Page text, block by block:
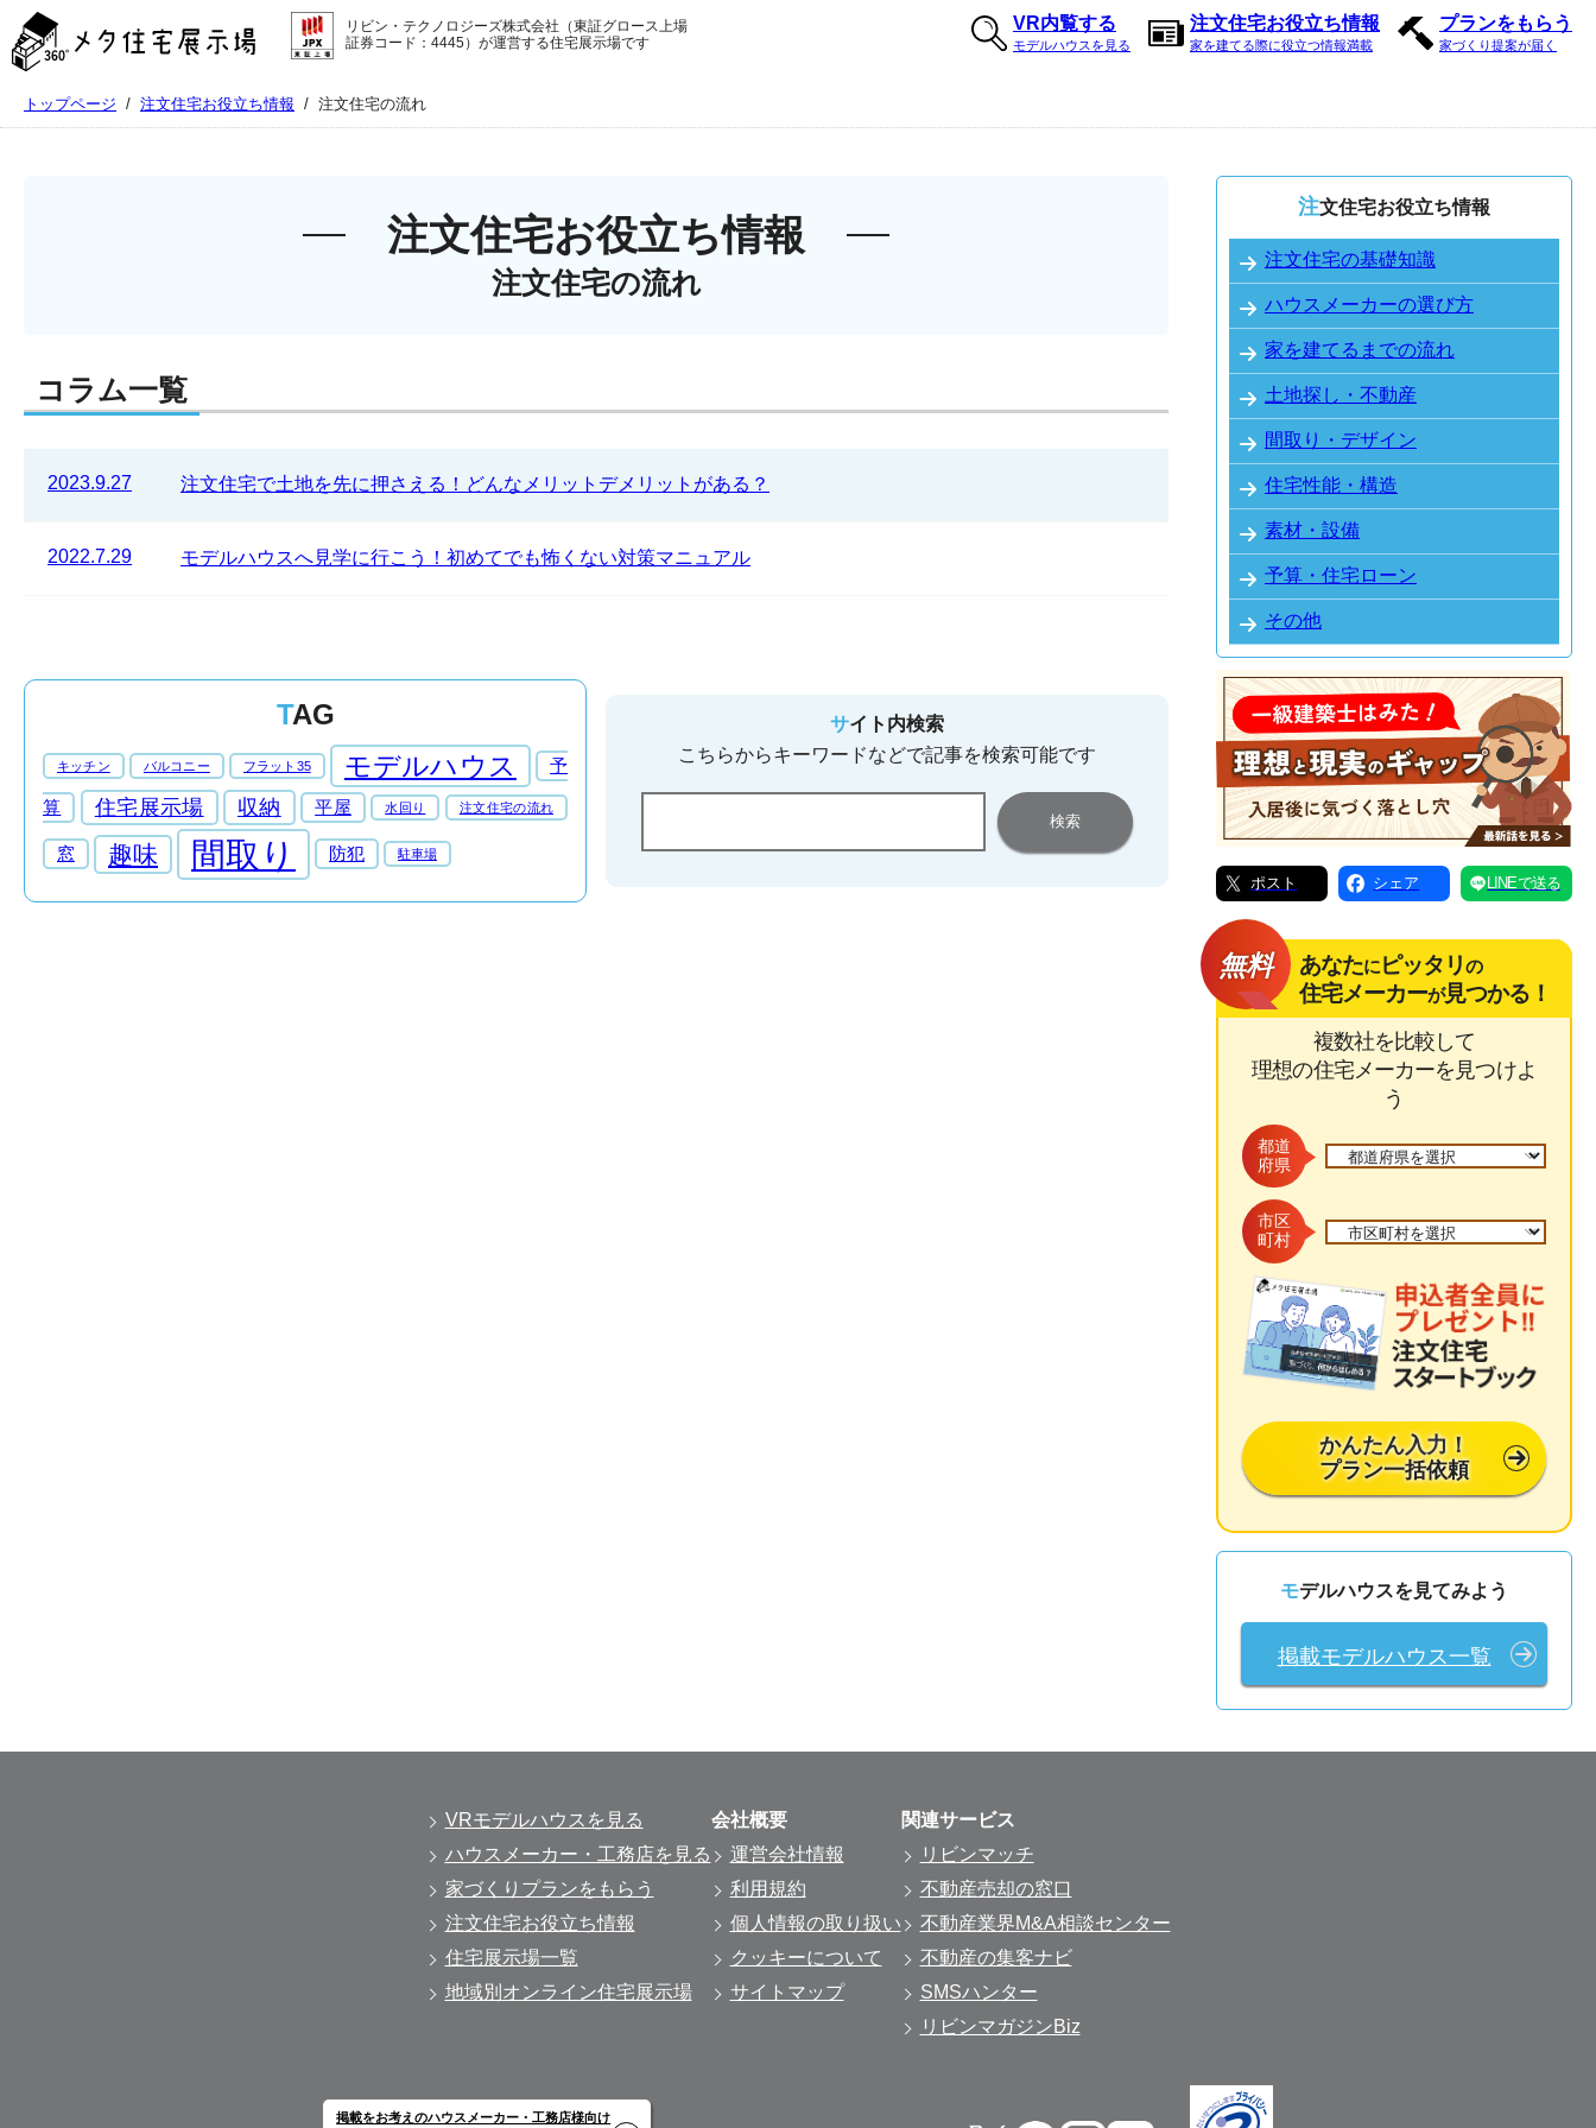
タ
住
示
リビン・テクノロジーズ株式会社（東証グロース上場
証券コード：4445）が運営する住宅展示場です
VR内覧する
モデルハウスを見る
注文住宅お役立ち情報
家を建てる際に役立つ情報満載
プランをもらう
家づくり提案が届く
トップページ / 注文住宅お役立ち情報 / 注文住宅の流れ
注文住宅お役立ち情報
注文住宅の流れ
コラム一覧
2023.9.27 注文住宅で土地を先に押さえる！どんなメリットデメリットがある？
2022.7.29 モデルハウスへ見学に行こう！初めてでも怖くない対策マニュアル
TAG
キッチン バルコニー フラット35 モデルハウス 予
算 住宅展示場 収納 平屋 水回り 注文住宅の流れ
窓 趣味 間取り 防犯 駐車場
サイト内検索
こちらからキーワードなどで記事を検索可能です
注文住宅お役立ち情報
注文住宅の基礎知識
ハウスメーカーの選び方
家を建てるまでの流れ
土地探し・不動産
間取り・デザイン
住宅性能・構造
素材・設備
予算・住宅ローン
その他
ポスト シェア LINEで送る
無料 あなたにピッタリの
住宅メーカーが見つかる！
複数社を比較して
理想の住宅メーカーを見つけよ
う
都道
府県
市区
町村
かんたん入力！
プラン一括依頼
モデルハウスを見てみよう
掲載モデルハウス一覧
VRモデルハウスを見る
ハウスメーカー・工務店を見る
家づくりプランをもらう
注文住宅お役立ち情報
住宅展示場一覧
地域別オンライン住宅展示場
会社概要
運営会社情報
利用規約
個人情報の取り扱い
クッキーについて
サイトマップ
関連サービス
リビンマッチ
不動産売却の窓口
不動産業界M&A相談センター
不動産の集客ナビ
SMSハンター
リビンマガジンBiz
掲載をお考えのハウスメーカー・工務店様向け